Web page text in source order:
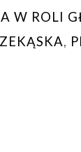
W ROLI
,